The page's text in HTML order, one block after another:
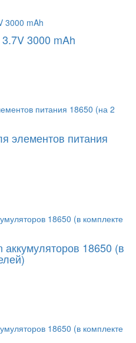
3000 mAh
элементов питания
18650 (в